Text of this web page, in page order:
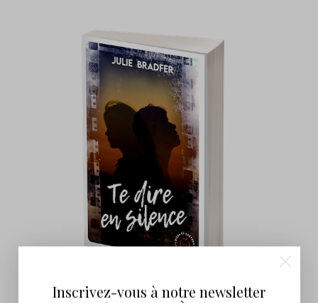
Te Dire En Silence
Inscrivez-vous à notre newsletter